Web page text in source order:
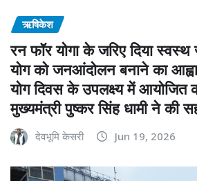
ऋषिकेश
रन फॉर योगा के जरिए दिया
योग को जनआंदोलन बनाने का
योग दिवस के उपलक्ष्य में आयोजित
मुख्यमंत्री पुष्कर सिंह धामी ने की
देवभूमि केसरी Jun 19, 2026